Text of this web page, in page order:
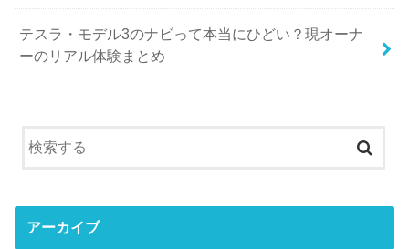
テスラ・モデル3のナビって本当にひどい？現オーナ
ーのリアル体験まとめ
アーカイブ